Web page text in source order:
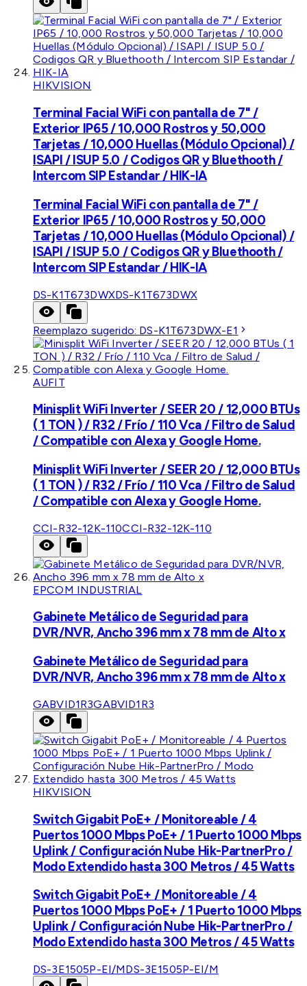
HIKVISION
Terminal Facial WiFi con pantalla de 7" /
Exterior IP65 / 10,000 Rostros y 50,000
Tarjetas / 10,000 Huellas (Módulo Opcional) /
ISAPI / ISUP 5.0 / Codigos QR y Bluethooth /
Intercom SIP Estandar / HIK-IA
Terminal Facial WiFi con pantalla de 7" /
Exterior IP65 / 10,000 Rostros y 50,000
Tarjetas / 10,000 Huellas (Módulo Opcional) /
ISAPI / ISUP 5.0 / Codigos QR y Bluethooth /
Intercom SIP Estandar / HIK-IA
DS-K1T673DWXDS-K1T673DWX
Reemplazo sugerido: DS-K1T673DWX-E1
AUFIT
Minisplit WiFi Inverter / SEER 20 / 12,000 BTUs
( 1 TON ) / R32 / Frío / 110 Vca / Filtro de Salud
/ Compatible con Alexa y Google Home.
Minisplit WiFi Inverter / SEER 20 / 12,000 BTUs
( 1 TON ) / R32 / Frío / 110 Vca / Filtro de Salud
/ Compatible con Alexa y Google Home.
CCI-R32-12K-110CCI-R32-12K-110
EPCOM INDUSTRIAL
Gabinete Metálico de Seguridad para
DVR/NVR, Ancho 396 mm x 78 mm de Alto x
Gabinete Metálico de Seguridad para
DVR/NVR, Ancho 396 mm x 78 mm de Alto x
GABVID1R3GABVID1R3
HIKVISION
Switch Gigabit PoE+ / Monitoreable / 4
Puertos 1000 Mbps PoE+ / 1 Puerto 1000 Mbps
Uplink / Configuración Nube Hik-PartnerPro /
Modo Extendido hasta 300 Metros / 45 Watts
Switch Gigabit PoE+ / Monitoreable / 4
Puertos 1000 Mbps PoE+ / 1 Puerto 1000 Mbps
Uplink / Configuración Nube Hik-PartnerPro /
Modo Extendido hasta 300 Metros / 45 Watts
DS-3E1505P-EI/MDS-3E1505P-EI/M